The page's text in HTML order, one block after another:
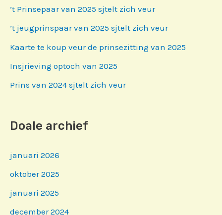
’t Prinsepaar van 2025 sjtelt zich veur
’t jeugprinspaar van 2025 sjtelt zich veur
Kaarte te koup veur de prinsezitting van 2025
Insjrieving optoch van 2025
Prins van 2024 sjtelt zich veur
Doale archief
januari 2026
oktober 2025
januari 2025
december 2024